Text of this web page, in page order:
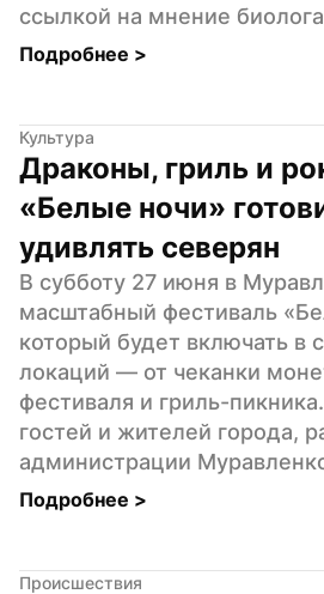
ссылкой на мнение
Подробнее >
Культура
Драконы, гриль и
«Белые ночи»
удивлять северян
В субботу 27 июня в
масштабный фестиваль
который будет включать в
локаций — от чеканки
фестиваля и гриль-
гостей и жителей города,
администрации
Подробнее >
Происшествия